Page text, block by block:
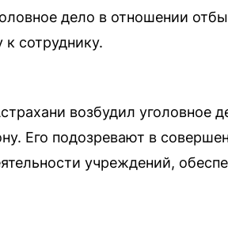
дело в отношении
сотруднику.
возбудил уголовное
Его подозревают в
учреждений,